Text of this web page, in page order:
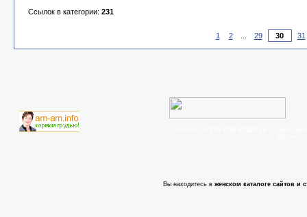
Ссылок в категории: 231
1 2 29 31
Вы находитесь в женском каталоге сайтов и